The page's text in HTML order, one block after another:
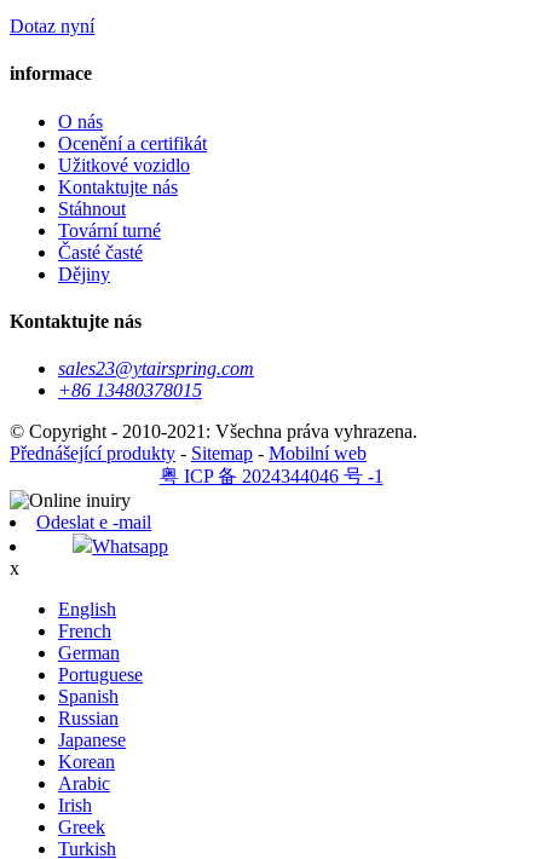
Dotaz nyní
informace
O nás
Ocenění a certifikát
Užitkové vozidlo
Kontaktujte nás
Stáhnout
Tovární turné
Časté časté
Dějiny
Kontaktujte nás
sales23@ytairspring.com
+86 13480378015
© Copyright - 2010-2021: Všechna práva vyhrazena.
Přednášející produkty - Sitemap - Mobilní web
粤 ICP 备 2024344046 号 -1
Odeslat e -mail
Whatsapp
x
English
French
German
Portuguese
Spanish
Russian
Japanese
Korean
Arabic
Irish
Greek
Turkish